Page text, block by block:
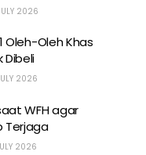
2026
Oleh-Oleh Khas
Dibeli
2026
WFH agar
Terjaga
2026